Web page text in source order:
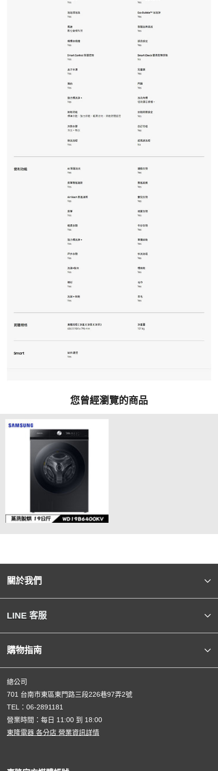
您曾經瀏覽的商品
關於我們
LINE 客服
購物指南
總公司
701 台南市東區東門路三段226巷97弄2號
TEL： 06-2891181
營業時間：每日 11:00 到 18:00
東隆電器 各分店 營業資訊詳情